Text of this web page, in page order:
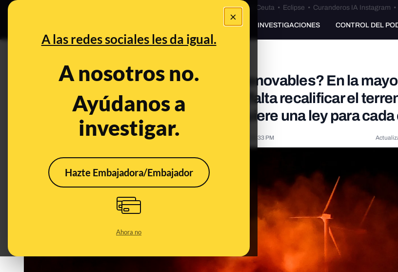
×
A las redes sociales les da igual.
A nosotros no.
Ayúdanos a
investigar.
Hazte Embajadora/Embajador
Ahora no
Especial Ceuta•Bulos Ceuta • Eclipse • Curanderos IA Instagram •
PREBUNKING INVESTIGACIONES CONTROL DEL
¿Incendios forestales para poner renovables? En la
comunidades autónomas no hace falta recalificar el
excepción de la ley de montes requiere una ley para
Publicado el Aug 26, 2025, 3:18:33 PM